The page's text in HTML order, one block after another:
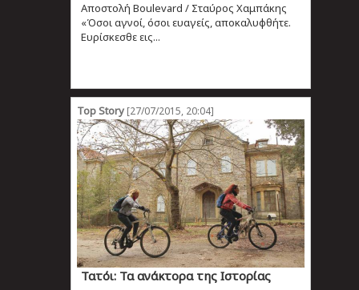
Αποστολή Boulevard / Σταύρος Χαμπάκης
«Όσοι αγνοί, όσοι ευαγείς, αποκαλυφθήτε.
Ευρίσκεσθε εις...
Top Story[27/07/2015, 20:04]
Τατόι: Τα ανάκτορα της Ιστορίας